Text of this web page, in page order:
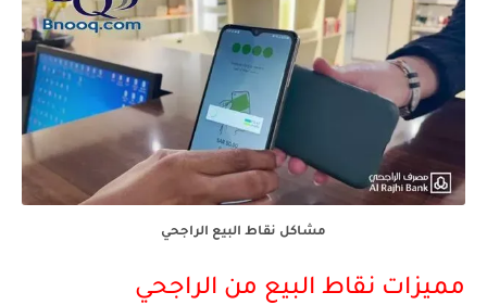
مشاكل نقاط البيع الراجحي
مميزات نقاط البيع من الراجحي